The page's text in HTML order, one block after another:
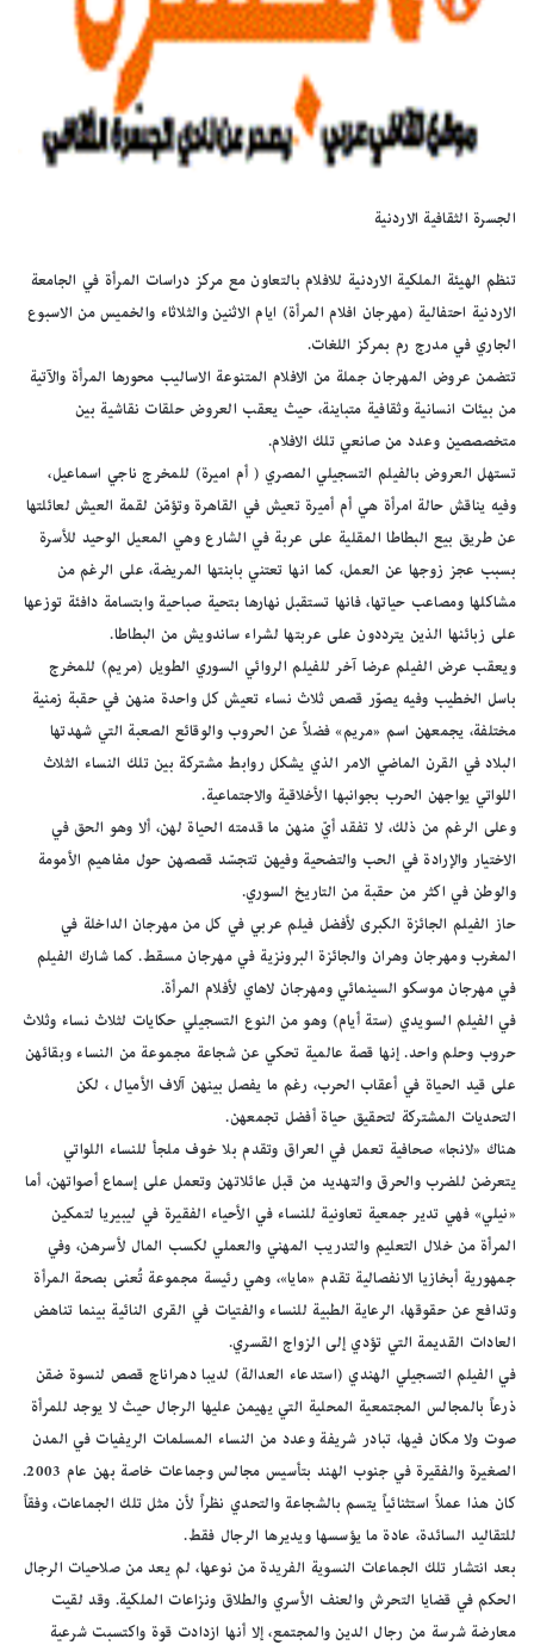
الجسرة الثقافية الاردنية
تنظم الهيئة الملكية الاردنية للافلام بالتعاون مع مركز دراسات المرأة في الجامعة
الاردنية احتفالية (مهرجان افلام المرأة) ايام الاثنين والثلاثاء والخميس من الاسبوع
الجاري في مدرج رم بمركز اللغات.
تتضمن عروض المهرجان جملة من الافلام المتنوعة الاساليب محورها المرأة والآتية
من بيئات انسانية وثقافية متباينة، حيث يعقب العروض حلقات نقاشية بين
متخصصصين وعدد من صانعي تلك الافلام.
تستهل العروض بالفيلم التسجيلي المصري ( أم اميرة) للمخرج ناجي اسماعيل،
وفيه يناقش حالة امرأة هي أم أميرة تعيش في القاهرة وتؤمّن لقمة العيش لعائلتها
عن طريق بيع البطاطا المقلية على عربة في الشارع وهي المعيل الوحيد للأسرة
بسبب عجز زوجها عن العمل، كما انها تعتني بابنتها المريضة، على الرغم من
مشاكلها ومصاعب حياتها، فانها تستقبل نهارها بتحية صباحية وابتسامة دافئة توزعها
على زبائنها الذين يترددون على عربتها لشراء ساندويش من البطاطا.
ويعقب عرض الفيلم عرضا آخر للفيلم الروائي السوري الطويل (مريم) للمخرج
باسل الخطيب وفيه يصوّر قصص ثلاث نساء تعيش كل واحدة منهن في حقبة زمنية
مختلفة، يجمعهن اسم «مريم» فضلاً عن الحروب والوقائع الصعبة التي شهدتها
البلاد في القرن الماضي الامر الذي يشكل روابط مشتركة بين تلك النساء الثلاث
اللواتي يواجهن الحرب بجوانبها الأخلاقية والاجتماعية.
وعلى الرغم من ذلك، لا تفقد أيّ منهن ما قدمته الحياة لهن، ألا وهو الحق في
الاختيار والإرادة في الحب والتضحية وفيهن تتجسّد قصصهن حول مفاهيم الأمومة
والوطن في اكثر من حقبة من التاريخ السوري.
حاز الفيلم الجائزة الكبرى لأفضل فيلم عربي في كل من مهرجان الداخلة في
المغرب ومهرجان وهران والجائزة البرونزية في مهرجان مسقط. كما شارك الفيلم
في مهرجان موسكو السينمائي ومهرجان لاهاي لأفلام المرأة.
في الفيلم السويدي (ستة أيام) وهو من النوع التسجيلي حكايات لثلاث نساء وثلاث
حروب وحلم واحد. إنها قصة عالمية تحكي عن شجاعة مجموعة من النساء وبقائهن
على قيد الحياة في أعقاب الحرب، رغم ما يفصل بينهن آلاف الأميال ، لكن
التحديات المشتركة لتحقيق حياة أفضل تجمعهن.
هناك «لانجا» صحافية تعمل في العراق وتقدم بلا خوف ملجأ للنساء اللواتي
يتعرضن للضرب والحرق والتهديد من قبل عائلاتهن وتعمل على إسماع أصواتهن، أما
«نيلي» فهي تدير جمعية تعاونية للنساء في الأحياء الفقيرة في ليبيريا لتمكين
المرأة من خلال التعليم والتدريب المهني والعملي لكسب المال لأسرهن، وفي
جمهورية أبخازيا الانفصالية تقدم «مايا»، وهي رئيسة مجموعة تُعنى بصحة المرأة
وتدافع عن حقوقها، الرعاية الطبية للنساء والفتيات في القرى النائية بينما تناهض
العادات القديمة التي تؤدي إلى الزواج القسري.
في الفيلم التسجيلي الهندي (استدعاء العدالة) لديبا دهراناج قصص لنسوة ضقن
ذرعاً بالمجالس المجتمعية المحلية التي يهيمن عليها الرجال حيث لا يوجد للمرأة
صوت ولا مكان فيها، تبادر شريفة وعدد من النساء المسلمات الريفيات في المدن
الصغيرة والفقيرة في جنوب الهند بتأسيس مجالس وجماعات خاصة بهن عام 2003.
كان هذا عملاً استثنائياً يتسم بالشجاعة والتحدي نظراً لأن مثل تلك الجماعات، وفقاً
للتقاليد السائدة، عادة ما يؤسسها ويديرها الرجال فقط.
بعد انتشار تلك الجماعات النسوية الفريدة من نوعها، لم يعد من صلاحيات الرجال
الحكم في قضايا التحرش والعنف الأسري والطلاق ونزاعات الملكية. وقد لقيت
معارضة شرسة من رجال الدين والمجتمع، إلا أنها ازدادت قوة واكتسبت شرعية